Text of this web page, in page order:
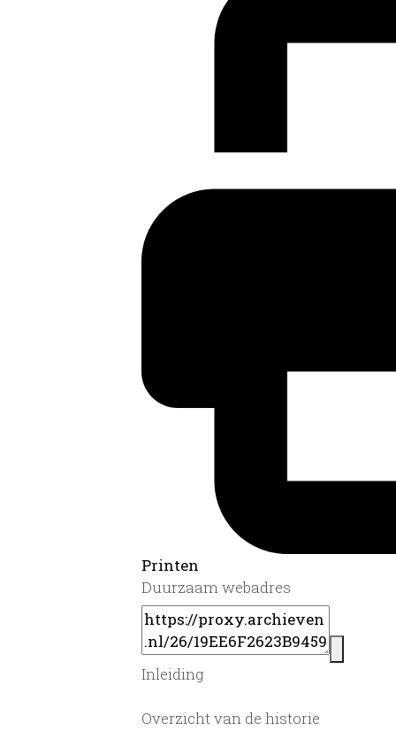
Printen
Duurzaam webadres
Inleiding
Overzicht van de historie